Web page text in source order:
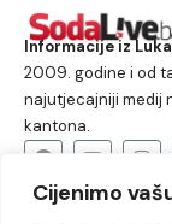
Cijenimo
Informacije iz
2009. godine i od
najutjecajniji medij
kantona.